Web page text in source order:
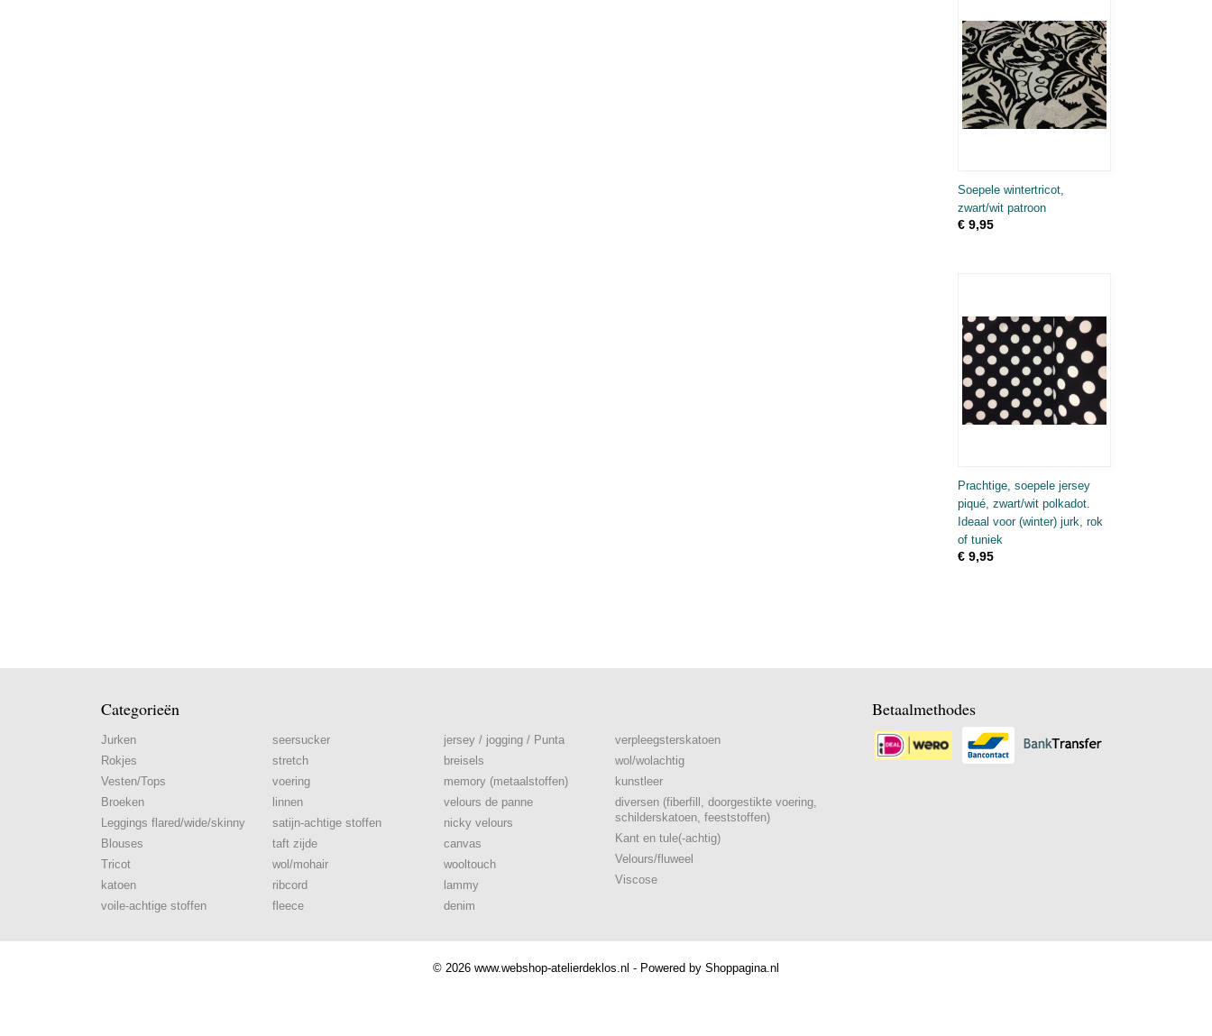
Soepele wintertricot,
zwart/wit patroon
€ 9,95
Prachtige, soepele jersey
piqué, zwart/wit polkadot.
Ideaal voor (winter) jurk, rok
of tuniek
€ 9,95
Categorieën
Jurken
Rokjes
Vesten/Tops
Broeken
Leggings flared/wide/skinny
Blouses
Tricot
katoen
voile-achtige stoffen
seersucker
stretch
voering
linnen
satijn-achtige stoffen
taft zijde
wol/mohair
ribcord
fleece
jersey / jogging / Punta
breisels
memory (metaalstoffen)
velours de panne
nicky velours
canvas
wooltouch
lammy
denim
verpleegsterskatoen
wol/wolachtig
kunstleer
diversen (fiberfill, doorgestikte voering,
schilderskatoen, feeststoffen)
Kant en tule(-achtig)
Velours/fluweel
Viscose
Betaalmethodes
© 2026 www.webshop-atelierdeklos.nl - Powered by Shoppagina.nl